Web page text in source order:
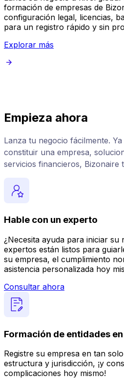
formación de empresas de
configuración legal, licencias,
para un registro rápido y sin
Explorar más
Empieza ahora
Lanza tu negocio fácilmente.
constituir una empresa,
servicios financieros, Bizonaire
Hable con un experto
¿Necesita ayuda para iniciar su
expertos están listos para
su empresa, el cumplimiento
asistencia personalizada hoy
Consultar ahora
Formación de entidades
Registre su empresa en tan
estructura y jurisdicción, ¡y
complicaciones hoy mismo!